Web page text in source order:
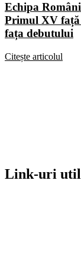
Echipa
Primul XV față
fața debutului
Citește articolul
Link-uri